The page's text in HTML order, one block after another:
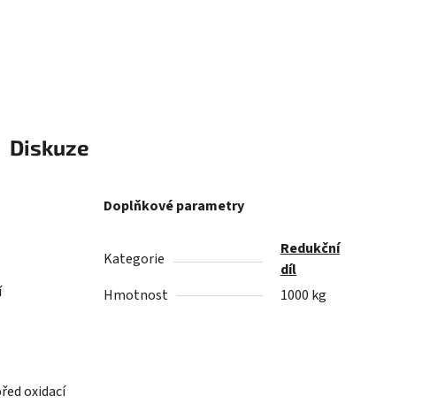
Diskuze
oxidací
Doplňkové parametry
Kategorie
Redukční
díl
Hmotnost
1000 kg